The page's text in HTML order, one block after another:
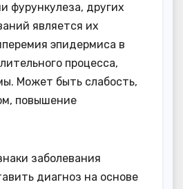
фурункулеза, других
является их
эпидермиса в
процесса,
Может быть слабость,
повышение
заболевания
диагноз на основе